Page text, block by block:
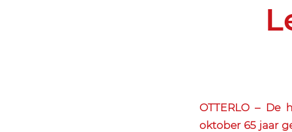
OTTERLO –
oktober 65 jaar